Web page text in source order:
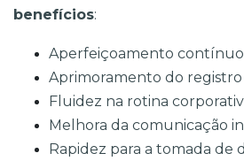
benefícios:
Aperfeiçoamento contínuo
Aprimoramento do registro
Fluidez na rotina
Melhora da comunicação
Rapidez para a tomada de